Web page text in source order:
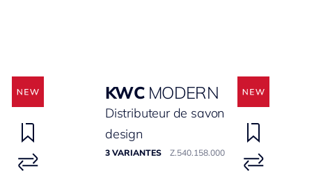
KWC MODERN
Distributeur de savon
design
3 VARIANTES Z.540.158.000